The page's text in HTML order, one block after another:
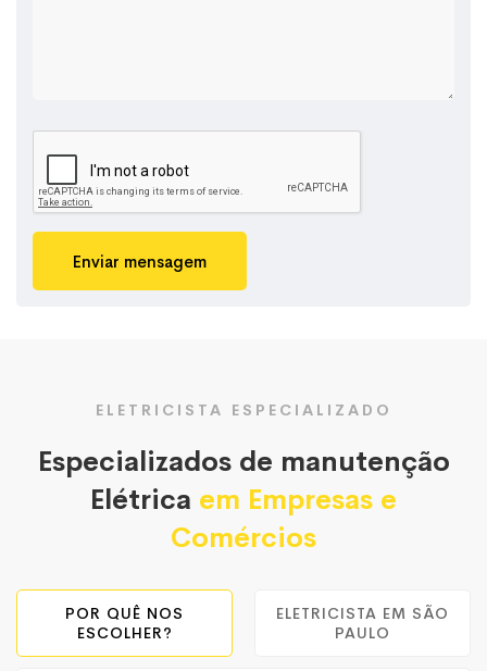
Enviar mensagem
ELETRICISTA ESPECIALIZADO
Especializados de manutenção
Elétrica em Empresas e
Comércios
POR QUÊ NOS
ESCOLHER?
ELETRICISTA EM SÃO
PAULO